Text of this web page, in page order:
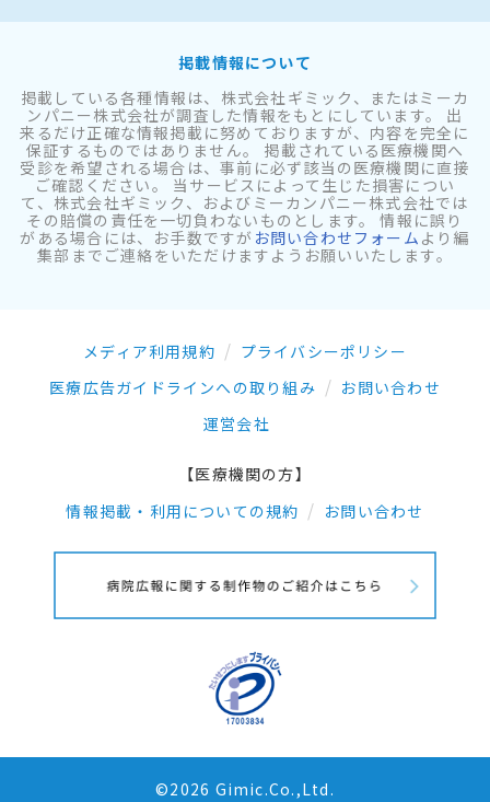
掲載情報について
掲載している各種情報は、株式会社ギミック、またはミーカ
ンパニー株式会社が調査した情報をもとにしています。 出
来るだけ正確な情報掲載に努めておりますが、内容を完全に
保証するものではありません。 掲載されている医療機関へ
受診を希望される場合は、事前に必ず該当の医療機関に直接
ご確認ください。 当サービスによって生じた損害につい
て、株式会社ギミック、およびミーカンパニー株式会社では
その賠償の責任を一切負わないものとします。 情報に誤り
がある場合には、お手数ですが お問い合わせフォーム より編
集部までご連絡をいただけますようお願いいたします。
メディア利用規約
プライバシーポリシー
医療広告ガイドラインへの取り組み
お問い合わせ
運営会社
【医療機関の方】
情報掲載・利用についての規約
お問い合わせ
©2026 Gimic.Co.,Ltd.